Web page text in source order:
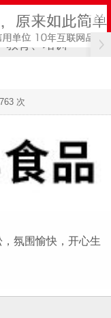
教育、培训 计
次
氛围愉快，开心生